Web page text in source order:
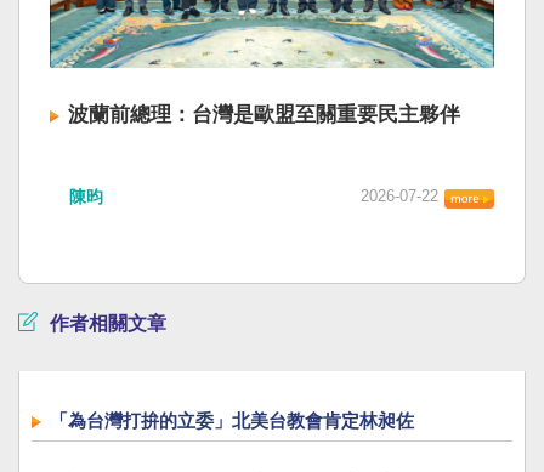
波蘭前總理：台灣是歐盟至關重要民主夥伴
陳昀 2026-07-22
作者相關文章
「為台灣打拚的立委」北美台教會肯定林昶佐